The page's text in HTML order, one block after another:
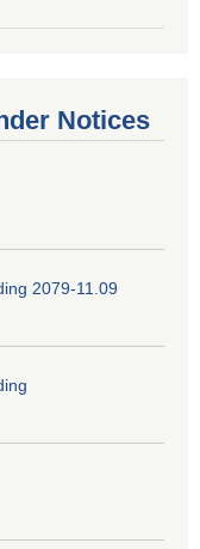
Notices
2079-11.09